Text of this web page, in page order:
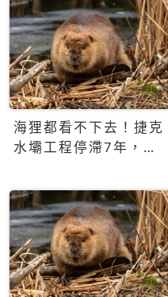
海狸都看不下去！捷克
水壩工程停滯7年，海